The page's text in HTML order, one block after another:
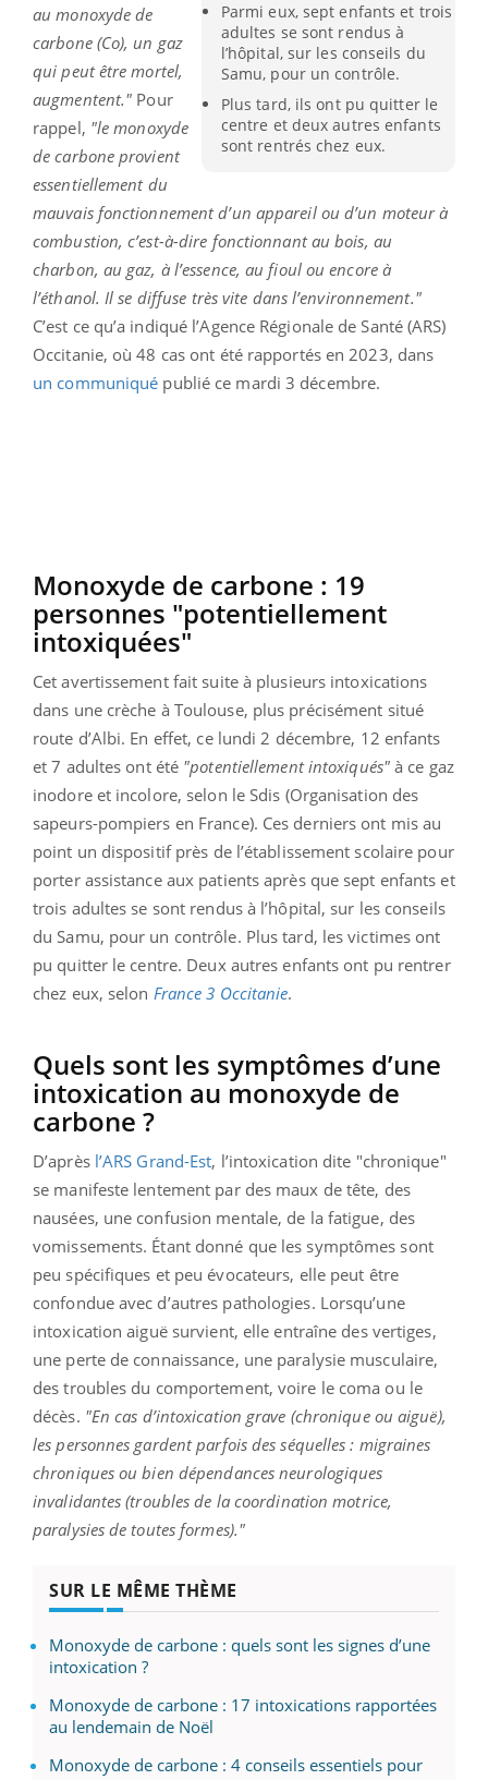
Parmi eux, sept enfants et trois
adultes se sont rendus à
l’hôpital, sur les conseils du
Samu, pour un contrôle.
Plus tard, ils ont pu quitter le
centre et deux autres enfants
sont rentrés chez eux.
au monoxyde de
carbone (Co), un gaz
qui peut être mortel,
augmentent." Pour
rappel, "le monoxyde
de carbone provient
essentiellement du
mauvais fonctionnement d’un appareil ou d’un moteur à
combustion, c’est-à-dire fonctionnant au bois, au
charbon, au gaz, à l’essence, au fioul ou encore à
l’éthanol. Il se diffuse très vite dans l’environnement."
C’est ce qu’a indiqué l’Agence Régionale de Santé (ARS)
Occitanie, où 48 cas ont été rapportés en 2023, dans
un communiqué publié ce mardi 3 décembre.
Monoxyde de carbone : 19
personnes "potentiellement
intoxiquées"
Cet avertissement fait suite à plusieurs intoxications
dans une crèche à Toulouse, plus précisément situé
route d’Albi. En effet, ce lundi 2 décembre, 12 enfants
et 7 adultes ont été "potentiellement intoxiqués"à ce gaz
inodore et incolore, selon le Sdis (Organisation des
sapeurs-pompiers en France). Ces derniers ont mis au
point un dispositif près de l’établissement scolaire pour
porter assistance aux patients après que sept enfants et
trois adultes se sont rendus à l’hôpital, sur les conseils
du Samu, pour un contrôle. Plus tard, les victimes ont
pu quitter le centre. Deux autres enfants ont pu rentrer
chez eux, selon France 3 Occitanie.
Quels sont les symptômes d’une
intoxication au monoxyde de
carbone ?
D’après l’ARS Grand-Est, l’intoxication dite "chronique"
se manifeste lentement par des maux de tête, des
nausées, une confusion mentale, de la fatigue, des
vomissements. Étant donné que les symptômes sont
peu spécifiques et peu évocateurs, elle peut être
confondue avec d’autres pathologies. Lorsqu’une
intoxication aiguë survient, elle entraîne des vertiges,
une perte de connaissance, une paralysie musculaire,
des troubles du comportement, voire le coma ou le
décès. "En cas d’intoxication grave (chronique ou aiguë),
les personnes gardent parfois des séquelles : migraines
chroniques ou bien dépendances neurologiques
invalidantes (troubles de la coordination motrice,
paralysies de toutes formes)."
SUR LE MÊME THÈME
Monoxyde de carbone : quels sont les signes d’une
intoxication ?
Monoxyde de carbone : 17 intoxications rapportées
au lendemain de Noël
Monoxyde de carbone : 4 conseils essentiels pour